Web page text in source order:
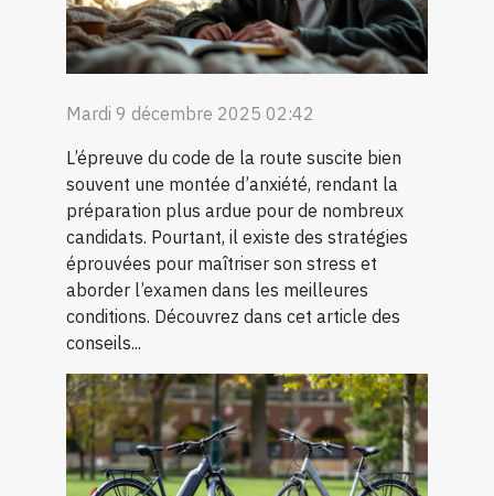
Mardi 9 décembre 2025 02:42
L’épreuve du code de la route suscite bien
souvent une montée d’anxiété, rendant la
préparation plus ardue pour de nombreux
candidats. Pourtant, il existe des stratégies
éprouvées pour maîtriser son stress et
aborder l’examen dans les meilleures
conditions. Découvrez dans cet article des
conseils...